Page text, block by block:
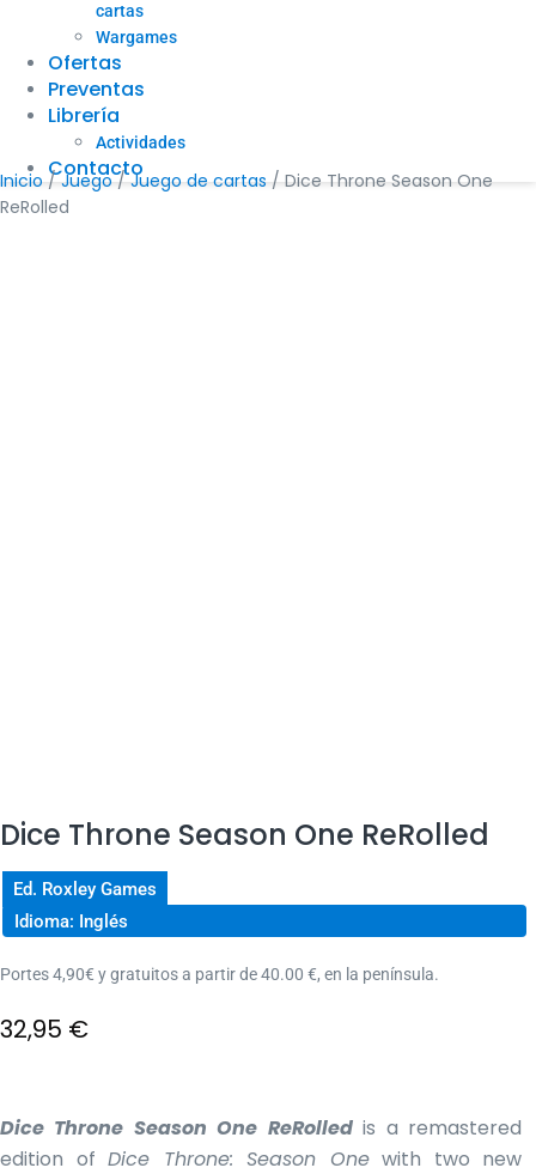
cartas
Wargames
Ofertas
Preventas
Librería
Actividades
Contacto
Inicio /Juego/Juego de cartas / Dice Throne Season One
ReRolled
Dice Throne Season One ReRolled
Ed. Roxley Games
Idioma: Inglés
Portes 4,90€ y gratuitos a partir de 40.00 €, en la península.
32,95 €
Dice Throne Season One ReRolledis a remastered
edition of Dice Throne: Season Onewith two new